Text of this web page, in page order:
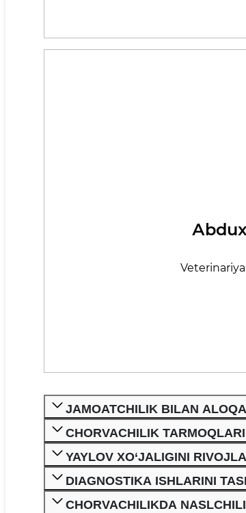
JAMOATCHILIK BILAN
CHORVACHILIK
YAYLOV XO‘JALIGINI
DIAGNOSTIKA ISHLARINI
CHORVACHILIKDA